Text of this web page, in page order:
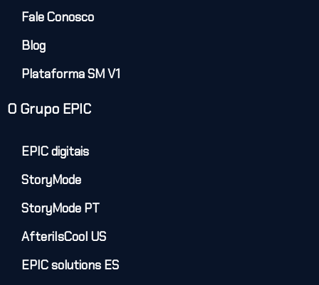
Fale Conosco
Blog
Plataforma SM V1
O Grupo EPIC
EPIC digitais
StoryMode
StoryMode PT
AfteriIsCool US
EPIC solutions ES